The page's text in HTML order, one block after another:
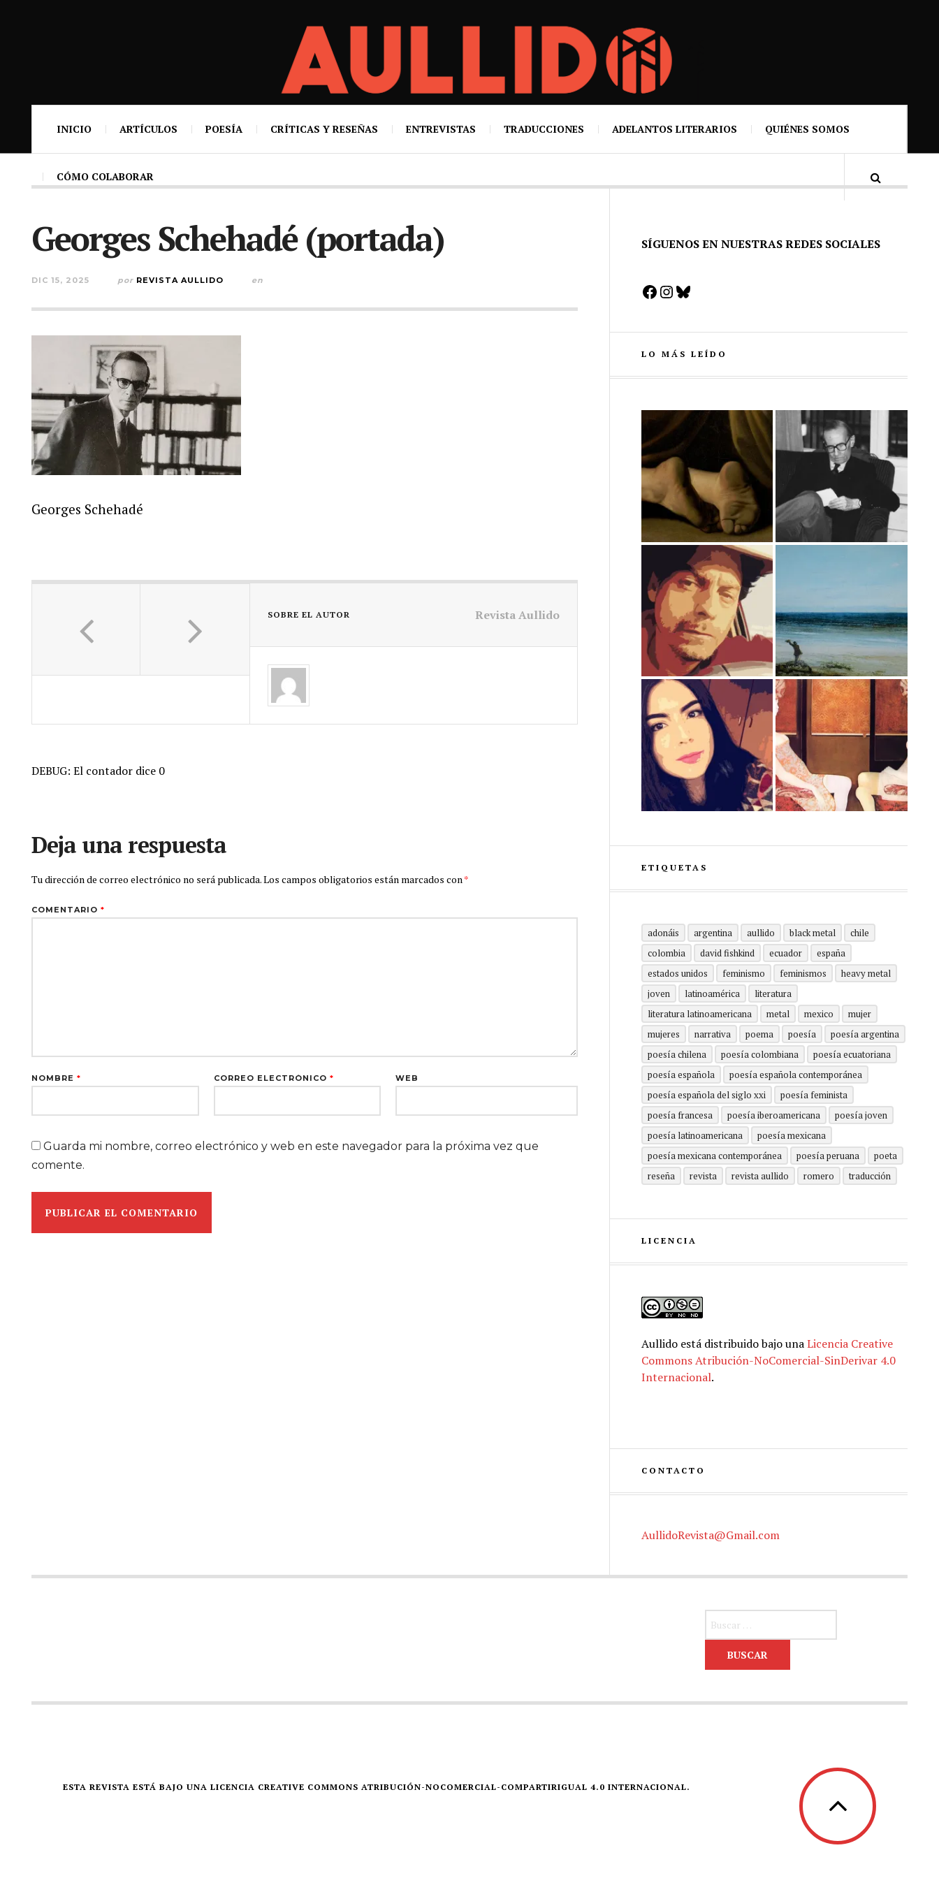
INICIO ARTÍCULOS POESÍA CRÍTICAS Y RESEÑAS ENTREVISTAS TRADUCCIONES ADELANTOS LITERARIOS QUIÉNES SOMOS
CÓMO COLABORAR
Georges Schehadé (portada)
DIC 15, 2025 por REVISTA AULLIDO en
Georges Schehadé
SOBRE EL AUTOR Revista Aullido
DEBUG: El contador dice 0
Deja una respuesta
Tu dirección de correo electrónico no será publicada.Los campos obligatorios están marcados con*
COMENTARIO *
NOMBRE * CORREO ELECTRÓNICO * WEB
Guarda mi nombre, correo electrónico y web en este navegador para la próxima vez que
comente.
SÍGUENOS EN NUESTRAS REDES SOCIALES
Facebook
Instagram
Bluesky
LO MÁS LEÍDO
ETIQUETAS
adonáis argentina aullido black metal
chile
colombia
david fishkind ecuador
españa
estados unidos
feminismo feminismos
heavy metal
joven
latinoamérica
literatura
literatura latinoamericana
metal mexico
mujer
mujeres
narrativa poema poesía
poesía argentina
poesía chilena
poesía colombiana
poesía ecuatoriana
poesía española
poesía española contemporánea
poesía española del siglo xxi
poesía feminista
poesía francesa
poesía iberoamericana
poesía joven
poesía latinoamericana
poesía mexicana
poesía mexicana contemporánea
poesía peruana
poeta
reseña
revista revista aullido romero traducción
LICENCIA
Aullidoestá distribuido bajo unaLicencia Creative
Commons Atribución-NoComercial-SinDerivar 4.0
Internacional.
CONTACTO
AullidoRevista@Gmail.com
ESTA REVISTA ESTÁ BAJO UNA LICENCIA CREATIVE COMMONS ATRIBUCIÓN-NOCOMERCIAL-COMPARTIRIGUAL 4.0 INTERNACIONAL.